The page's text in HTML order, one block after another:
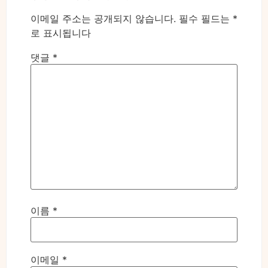
이메일 주소는 공개되지 않습니다. 필수 필드는 *
로 표시됩니다
댓글 *
이름 *
이메일 *